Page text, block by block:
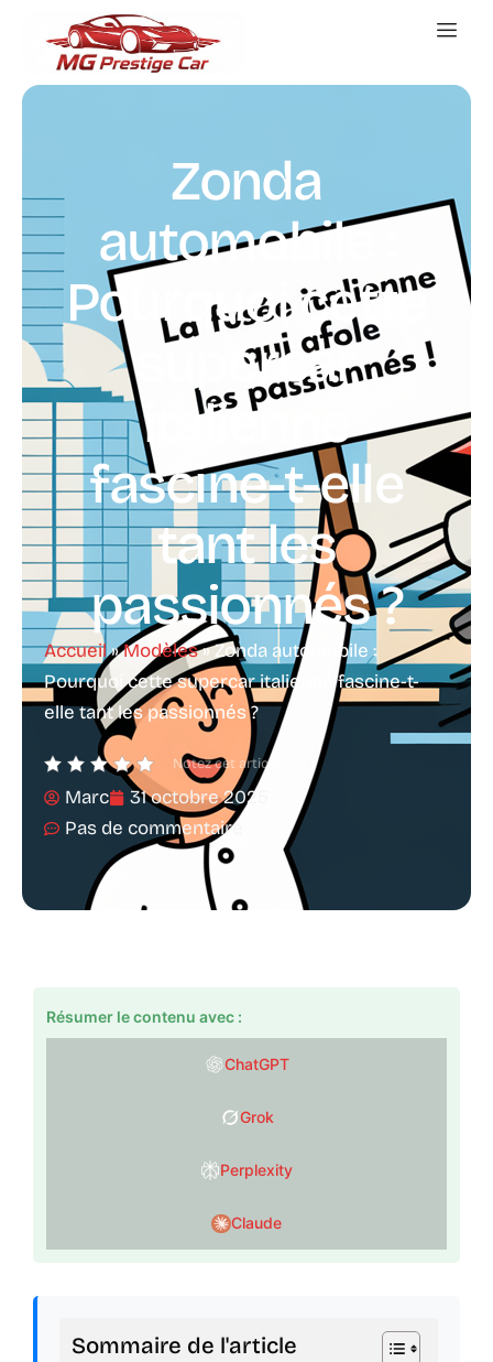
Zonda
automobile :
Pourquoi cette
supercar
italienne
fascine-t-elle
tant les
passionnés ?
Accueil»Modèles»Zonda automobile :
Pourquoi cette supercar italienne fascine-t-
elle tant les passionnés ?
Notez cet article
Marc
31 octobre 2025
Pas de commentaire
Résumer le contenu avec :
ChatGPT
Grok
Perplexity
Claude
Sommaire de l'article